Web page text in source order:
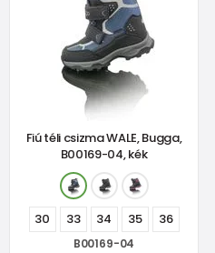
Fiú téli csizma WALE, Bugga,
B00169-04, kék
30 33 34 35 36
B00169-04